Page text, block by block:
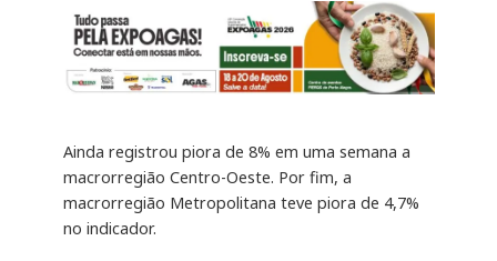
Ainda registrou piora de 8% em uma semana a
macrorregião Centro-Oeste. Por fim, a
macrorregião Metropolitana teve piora de 4,7%
no indicador.